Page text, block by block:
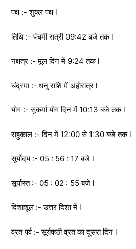
पक्ष :- शुक्ल पक्ष l
तिथि :- पंचमी रात्री 09:42 बजे तक l
नक्षत्र :- मूल दिन में 9:24 तक l
चंद्रमा :- धनु राशि में अहोरात्र l
योग :- सुकर्मा योग दिन में 10:13 बजे तक l
राहुकाल :- दिन में 12:00 से 1:30 बजे तक l
सूर्योदय :- 05 : 56 : 17 बजे l
सूर्यास्त :- 05 : 02 : 55 बजे l
दिशाशूल :- उत्तर दिशा में l
व्रत पर्व :- सूर्यषष्ठी व्रत का दूसरा दिन l